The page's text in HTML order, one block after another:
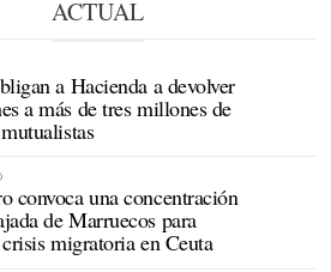
ACTUAL
a Hacienda a devolver
a más de tres millones de
convoca una concentración
de Marruecos para
migratoria en Ceuta